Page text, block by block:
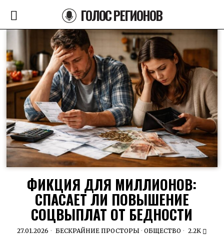
ГОЛОС РЕГИОНОВ
ФИКЦИЯ ДЛЯ МИЛЛИОНОВ:
СПАСАЕТ ЛИ ПОВЫШЕНИЕ
СОЦВЫПЛАТ ОТ БЕДНОСТИ
27.01.2026 БЕСКРАЙНИЕ ПРОСТОРЫ · ОБЩЕСТВО 2.2K